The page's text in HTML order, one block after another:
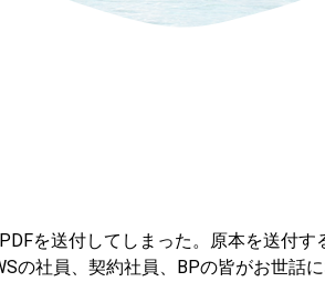
を送付してしまった。原本を送付す
の社員、契約社員、BPの皆がお世話